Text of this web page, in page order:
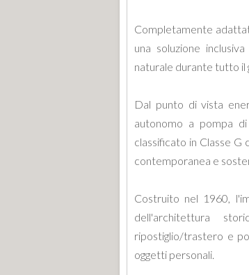
Completamente
una soluzione
naturale durante tutto il
Dal punto di vista
autonomo a pompa
classificato in Classe G
contemporanea e
Costruito nel 1960,
dell'architettura
ripostiglio/trastero e
oggetti personali.